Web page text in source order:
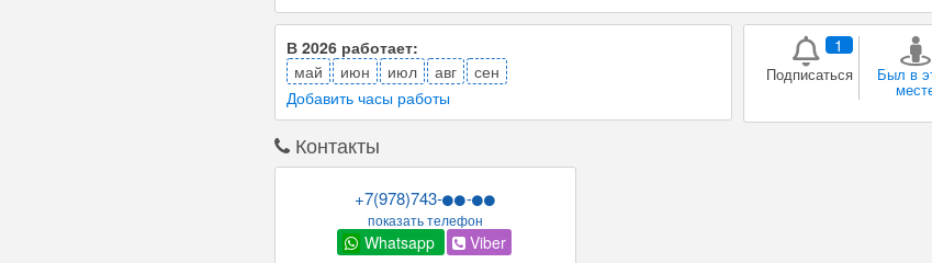
В 2026 работает:
май
июн июл авг
сен
Добавить часы работы
1
Подписаться Был в
Контакты
+7(978)743- -
показать телефон
Whatsapp Viber